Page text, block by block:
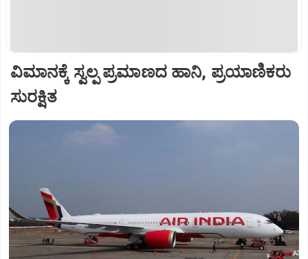
ವಿಮಾನಕ್ಕೆ ಸ್ವಲ್ಪ ಪ್ರಮಾಣದ ಹಾನಿ, ಪ್ರಯಾಣಿಕರು
ಸುರಕ್ಷಿತ